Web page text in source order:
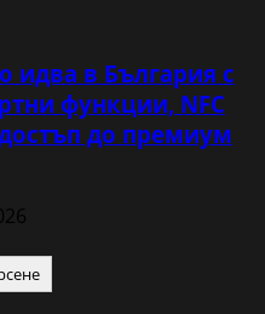
идва в България с
функции, NFC
до премиум